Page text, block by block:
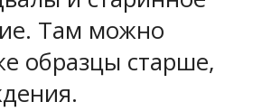
Там можно
образцы старше,